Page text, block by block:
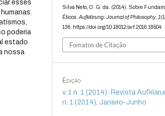
esses
poderia
estado
nossa
Silva Neto, O. G. da. (2014). Sobre
Éticos.Aufklärung: Journal of Philosophy, 1
136. https://doi.org/10.18012/arf.2016.18504
Fomatos de Citação
Edição
v. 1 n. 1 (2014): Revista
n. 1 (2014), Janeiro-Junho